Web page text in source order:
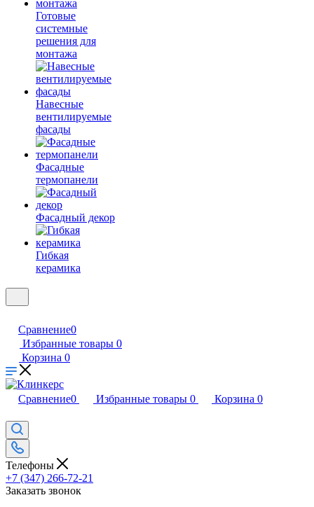
Готовые
системные
решения для
монтажа
Навесные
вентилируемые
фасады
Фасадные
термопанели
Фасадный декор
Гибкая
керамика
Сравнение0
Избранные товары 0
Корзина 0
Сравнение0 Избранные товары 0 Корзина 0
Телефоны
+7 (347) 266-72-21
Заказать звонок